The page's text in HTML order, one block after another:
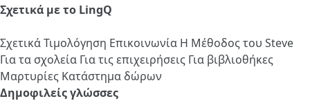
Σχετικά με το LingQ
ΣχετικάΤιμολόγηση Επικοινωνία Η Μέθοδος του Steve
Για τα σχολεία Για τις επιχειρήσεις Για βιβλιοθήκες
Μαρτυρίες Κατάστημα δώρων
Δημοφιλείς γλώσσες